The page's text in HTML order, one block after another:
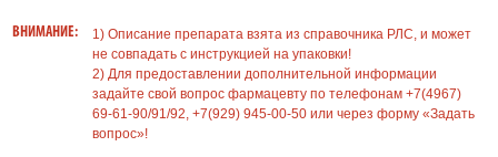
ВНИМАНИЕ:
1) Описание препарата взята из справочника РЛС, и может
не совпадать с инструкцией на упаковки!
2) Для предоставлении дополнительной информации
задайте свой вопрос фармацевту по телефонам +7(4967)
69-61-90/91/92, +7(929) 945-00-50 или через форму «Задать
вопрос»!